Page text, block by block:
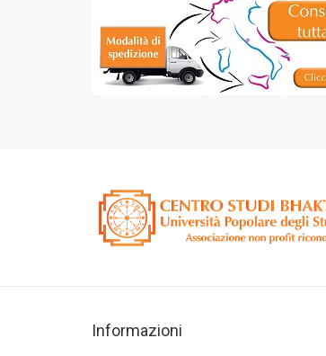
Informazioni